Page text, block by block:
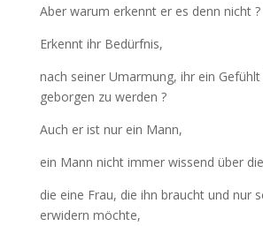
Aber warum erkennt er es denn nicht ?
Erkennt ihr Bedürfnis,
nach seiner Umarmung, ihr ein
geborgen zu werden ?
Auch er ist nur ein Mann,
ein Mann nicht immer wissend über
die eine Frau, die ihn braucht und nur
erwidern möchte,